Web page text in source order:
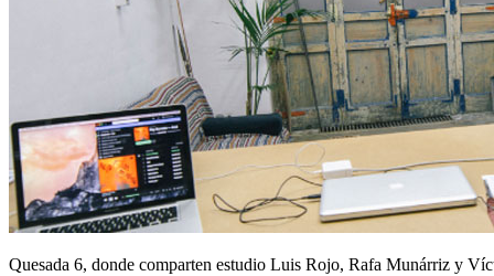
Quesada 6, donde comparten estudio Luis Rojo, Rafa Munárriz y